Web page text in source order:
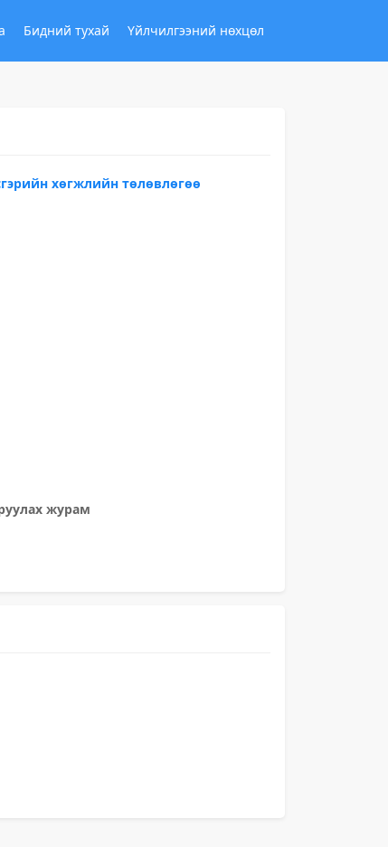
Бидний тухай Үйлчилгээний нөхцөл
хөгжлийн төлөвлөгөө
журам